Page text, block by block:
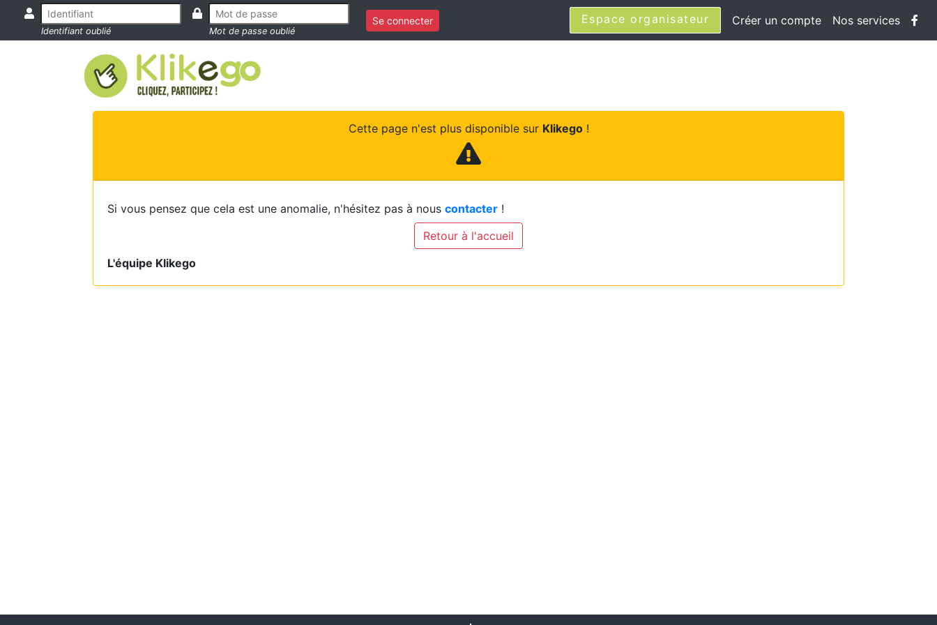
Identifiant oublié Mot de passe oublié
Se connecter Espace organisateur Créer un compte Nos services
Cette page n'est plus disponible sur Klikego!
Si vous pensez que cela est une anomalie, n'hésitez pas à nous contacter !
Retour à l'accueil
L'équipe Klikego